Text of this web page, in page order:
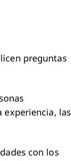
preguntas
experiencia, las
con los